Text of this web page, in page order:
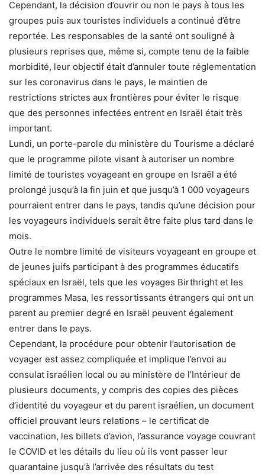
Cependant, la décision d’ouvrir ou non le pays à tous les
groupes puis aux touristes individuels a continué d’être
reportée. Les responsables de la santé ont souligné à
plusieurs reprises que, même si, compte tenu de la faible
morbidité, leur objectif était d’annuler toute réglementation
sur les coronavirus dans le pays, le maintien de
restrictions strictes aux frontières pour éviter le risque
que des personnes infectées entrent en Israël était très
important.
Lundi, un porte-parole du ministère du Tourisme a déclaré
que le programme pilote visant à autoriser un nombre
limité de touristes voyageant en groupe en Israël a été
prolongé jusqu’à la fin juin et que jusqu’à 1 000 voyageurs
pourraient entrer dans le pays, tandis qu’une décision pour
les voyageurs individuels serait être faite plus tard dans le
mois.
Outre le nombre limité de visiteurs voyageant en groupe et
de jeunes juifs participant à des programmes éducatifs
spéciaux en Israël, tels que les voyages Birthright et les
programmes Masa, les ressortissants étrangers qui ont un
parent au premier degré en Israël peuvent également
entrer dans le pays.
Cependant, la procédure pour obtenir l’autorisation de
voyager est assez compliquée et implique l’envoi au
consulat israélien local ou au ministère de l’Intérieur de
plusieurs documents, y compris des copies des pièces
d’identité du voyageur et du parent israélien, un document
officiel prouvant leurs relations – le certificat de
vaccination, les billets d’avion, l’assurance voyage couvrant
le COVID et les détails du lieu où ils vont passer leur
quarantaine jusqu’à l’arrivée des résultats du test